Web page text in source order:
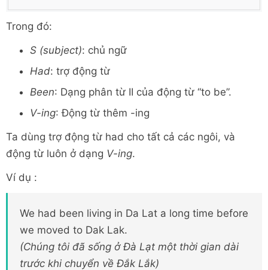
Trong đó:
S (subject): chủ ngữ
Had: trợ động từ
Been: Dạng phân từ II của động từ “to be”.
V-ing: Động từ thêm -ing
Ta dùng trợ động từ had cho tất cả các ngôi, và
động từ luôn ở dạng V-ing.
Ví dụ :
We had been living in Da Lat a long time before
we moved to Dak Lak.
(Chúng tôi đã sống ở Đà Lạt một thời gian dài
trước khi chuyển về Đắk Lắk)